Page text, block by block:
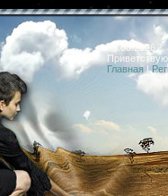
08.08.2026
Главная |